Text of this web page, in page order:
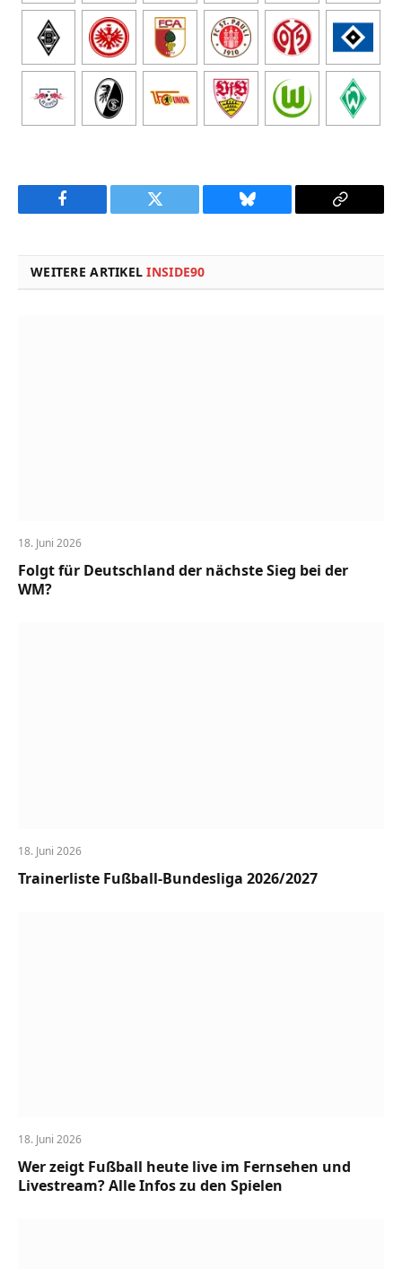
Facebook Twitter Bluesky
Copy
WEITERE ARTIKELINSIDE90
18. Juni 2026
Folgt für Deutschland der nächste Sieg bei der
WM?
18. Juni 2026
Trainerliste Fußball-Bundesliga 2026/2027
18. Juni 2026
Wer zeigt Fußball heute live im Fernsehen und
Livestream? Alle Infos zu den Spielen